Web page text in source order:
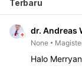
Terbaru
dr. Andreas
None
Halo